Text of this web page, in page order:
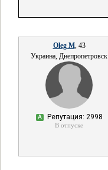
Oleg M, 43
Украина, Днепропетровск
А Репутация: 2998
В отпуске